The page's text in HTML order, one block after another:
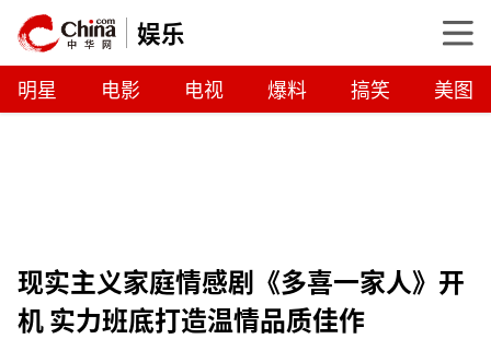
娱乐
明星 电影 电视 爆料 搞笑 美图
现实主义家庭情感剧《多喜一家人》开
机 实力班底打造温情品质佳作